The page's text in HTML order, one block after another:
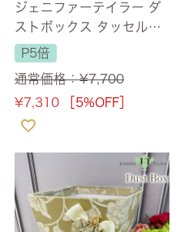
ジェニファーテイラー ダ
ストボックス タッセル付
ハルノピンク(Haruno-P
K) 【送料無料】
P5倍
通常価格：¥7,700
¥7,310 ［5%OFF］